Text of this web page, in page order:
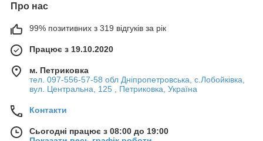
Про нас
99% позитивних з 319 відгуків за рік
Працює з 19.10.2020
м. Петриковка
тел. 097-556-57-58 обл Дніпропетровська, с.Лобойківка,
вул. Центральна, 125 , Петриковка, Україна
Контакти
Сьогодні працює з 08:00 до 19:00